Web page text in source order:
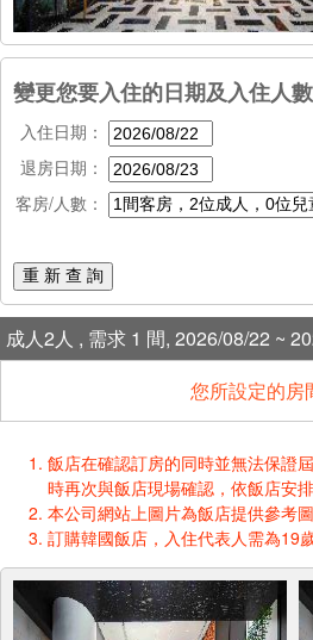
變更您要入住的日期及入住人數
入住日期：
退房日期：
客房/人數：
重 新 查 詢
成人2人 , 需求 1 間, 2026/08/22 ~
您所設定的房
飯店在確認訂房的同時並無法保證
時再次與飯店現場確認，依飯店安排
本公司網站上圖片為飯店提供參考
訂購韓國飯店，入住代表人需為19歲